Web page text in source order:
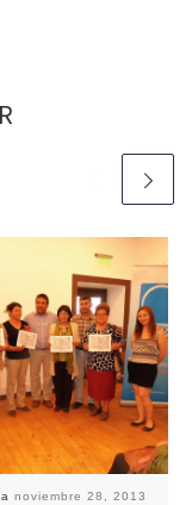
noviembre 28, 2013